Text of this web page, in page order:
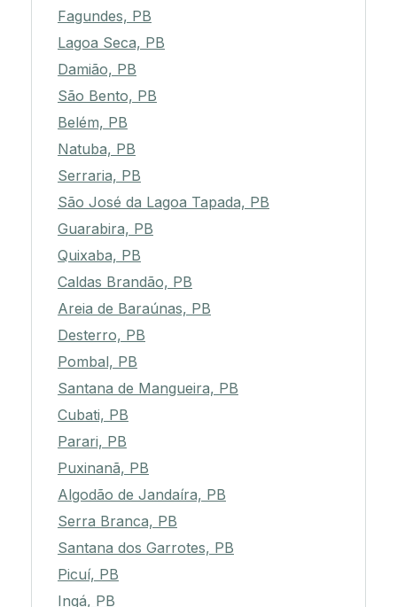
Fagundes, PB
Lagoa Seca, PB
Damião, PB
São Bento, PB
Belém, PB
Natuba, PB
Serraria, PB
São José da Lagoa Tapada, PB
Guarabira, PB
Quixaba, PB
Caldas Brandão, PB
Areia de Baraúnas, PB
Desterro, PB
Pombal, PB
Santana de Mangueira, PB
Cubati, PB
Parari, PB
Puxinanã, PB
Algodão de Jandaíra, PB
Serra Branca, PB
Santana dos Garrotes, PB
Picuí, PB
Ingá, PB